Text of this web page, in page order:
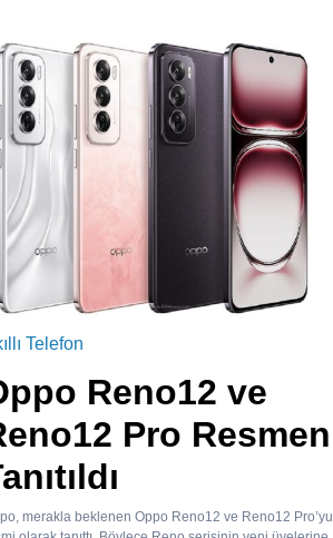
Telefon
Reno12 ve
Pro Resmen
merakla beklenen Oppo Reno12 ve Reno12 Pro’yu